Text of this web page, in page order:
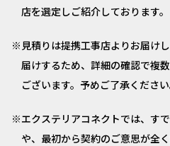
店を選定しご紹介しております。
見積りは提携工事店よりお届け
届けするため、詳細の確認で複
ございます。予めご了承ください
エクステリアコネクトでは、す
や、最初から契約のご意思が全